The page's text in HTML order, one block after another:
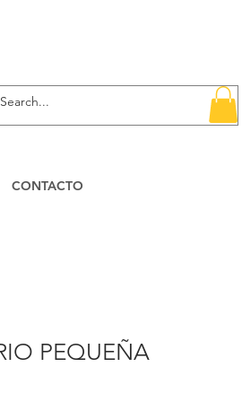
CONTACTO
PEQUEÑA